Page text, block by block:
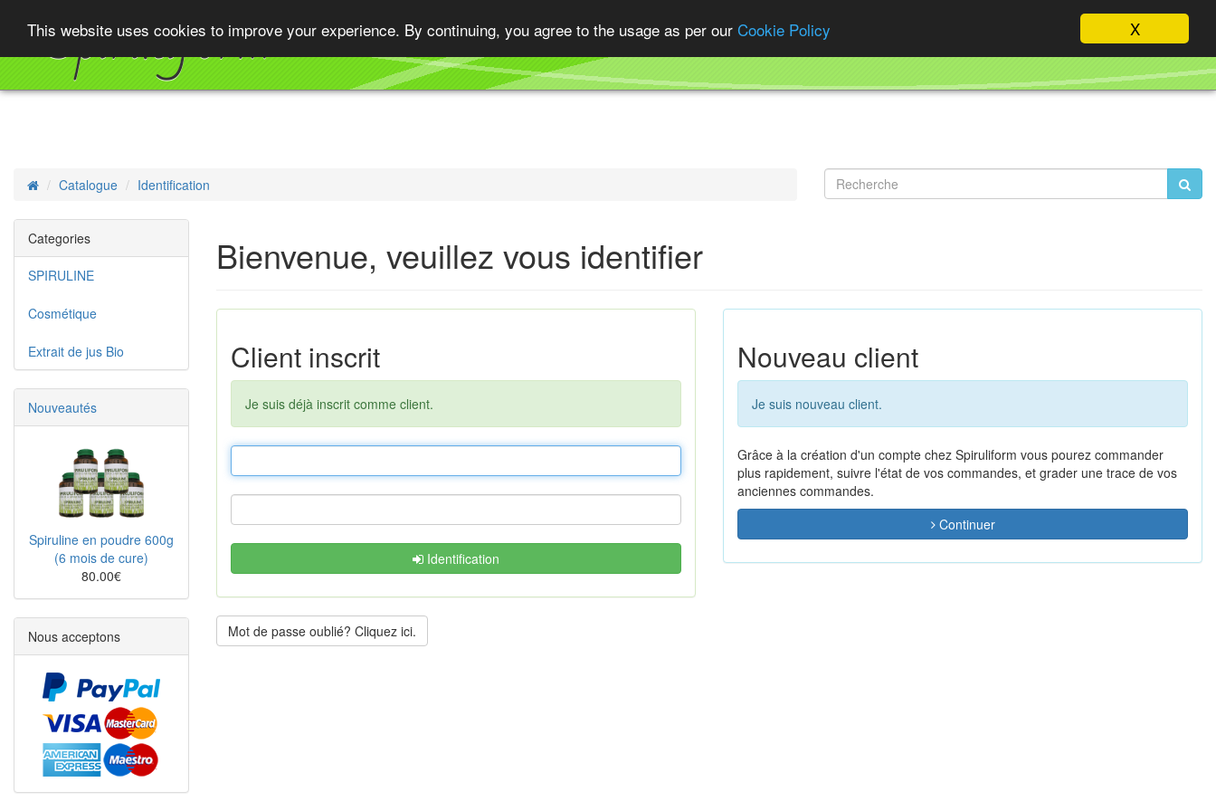
X
This website uses cookies to improve your experience. By continuing, you agree to the usage as per our Cookie Policy
Spiruliform Mon compte 0 article
AccueilCatalogue Identification
Bienvenue, veuillez vous identifier
Client inscrit
Je suis déjà inscrit comme client.
Identification
Mot de passe oublié? Cliquez ici.
Nouveau client
Je suis nouveau client.
Grâce à la création d'un compte chez Spiruliform vous pourez commander
plus rapidement, suivre l'état de vos commandes, et grader une trace de vos
anciennes commandes.
Continuer
Categories
SPIRULINE
Cosmétique
Extrait de jus Bio
Nouveautés
Spiruline en poudre 600g
(6 mois de cure)
80.00€
Nous acceptons